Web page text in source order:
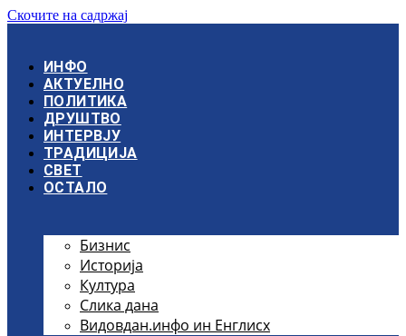
Скочите на садржај
ИНФО
АКТУЕЛНО
ПОЛИТИКА
ДРУШТВО
ИНТЕРВЈУ
ТРАДИЦИЈА
СВЕТ
ОСТАЛО
Бизнис
Историја
Култура
Слика дана
Видовдан.инфо ин Енглисх